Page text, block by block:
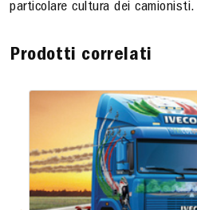
particolare cultura dei camionisti.
Prodotti correlati